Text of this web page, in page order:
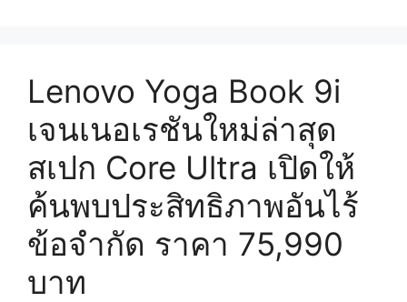
Lenovo Yoga Book 9i
เจนเนอเรชันใหม่ล่าสุด
สเปก Core Ultra เปิดให้
ค้นพบประสิทธิภาพอันไร้
ข้อจำกัด ราคา 75,990
บาท